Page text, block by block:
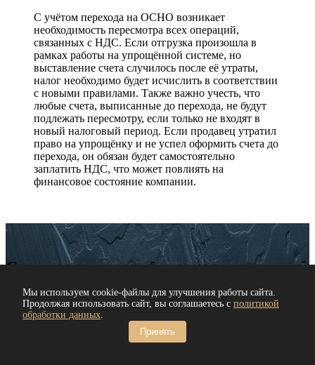
С учётом перехода на ОСНО возникает
необходимость пересмотра всех операций,
связанных с НДС. Если отгрузка произошла в
рамках работы на упрощённой системе, но
выставление счета случилось после её утраты,
налог необходимо будет исчислить в соответствии
с новыми правилами. Также важно учесть, что
любые счета, выписанные до перехода, не будут
подлежать пересмотру, если только не входят в
новый налоговый период. Если продавец утратил
право на упрощёнку и не успел оформить счета до
перехода, он обязан будет самостоятельно
заплатить НДС, что может повлиять на
финансовое состояние компании.
Спецпредложение
Анализ и устранение рисков признания структуры работы
клиента дроблением.
Цена консультации: от 10000 руб.
Получить
Мы используем cookie-файлы для улучшения работы сайта.
Продолжая использовать сайт, вы соглашаетесь с политикой
обработки данных.
Принять